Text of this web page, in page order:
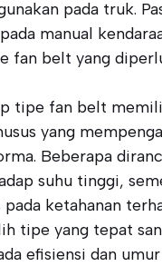
pada truk.
manual
fan belt yang
tipe fan belt
yang
Beberapa
suhu tinggi,
ketahanan
tipe yang tepat
efisiensi dan